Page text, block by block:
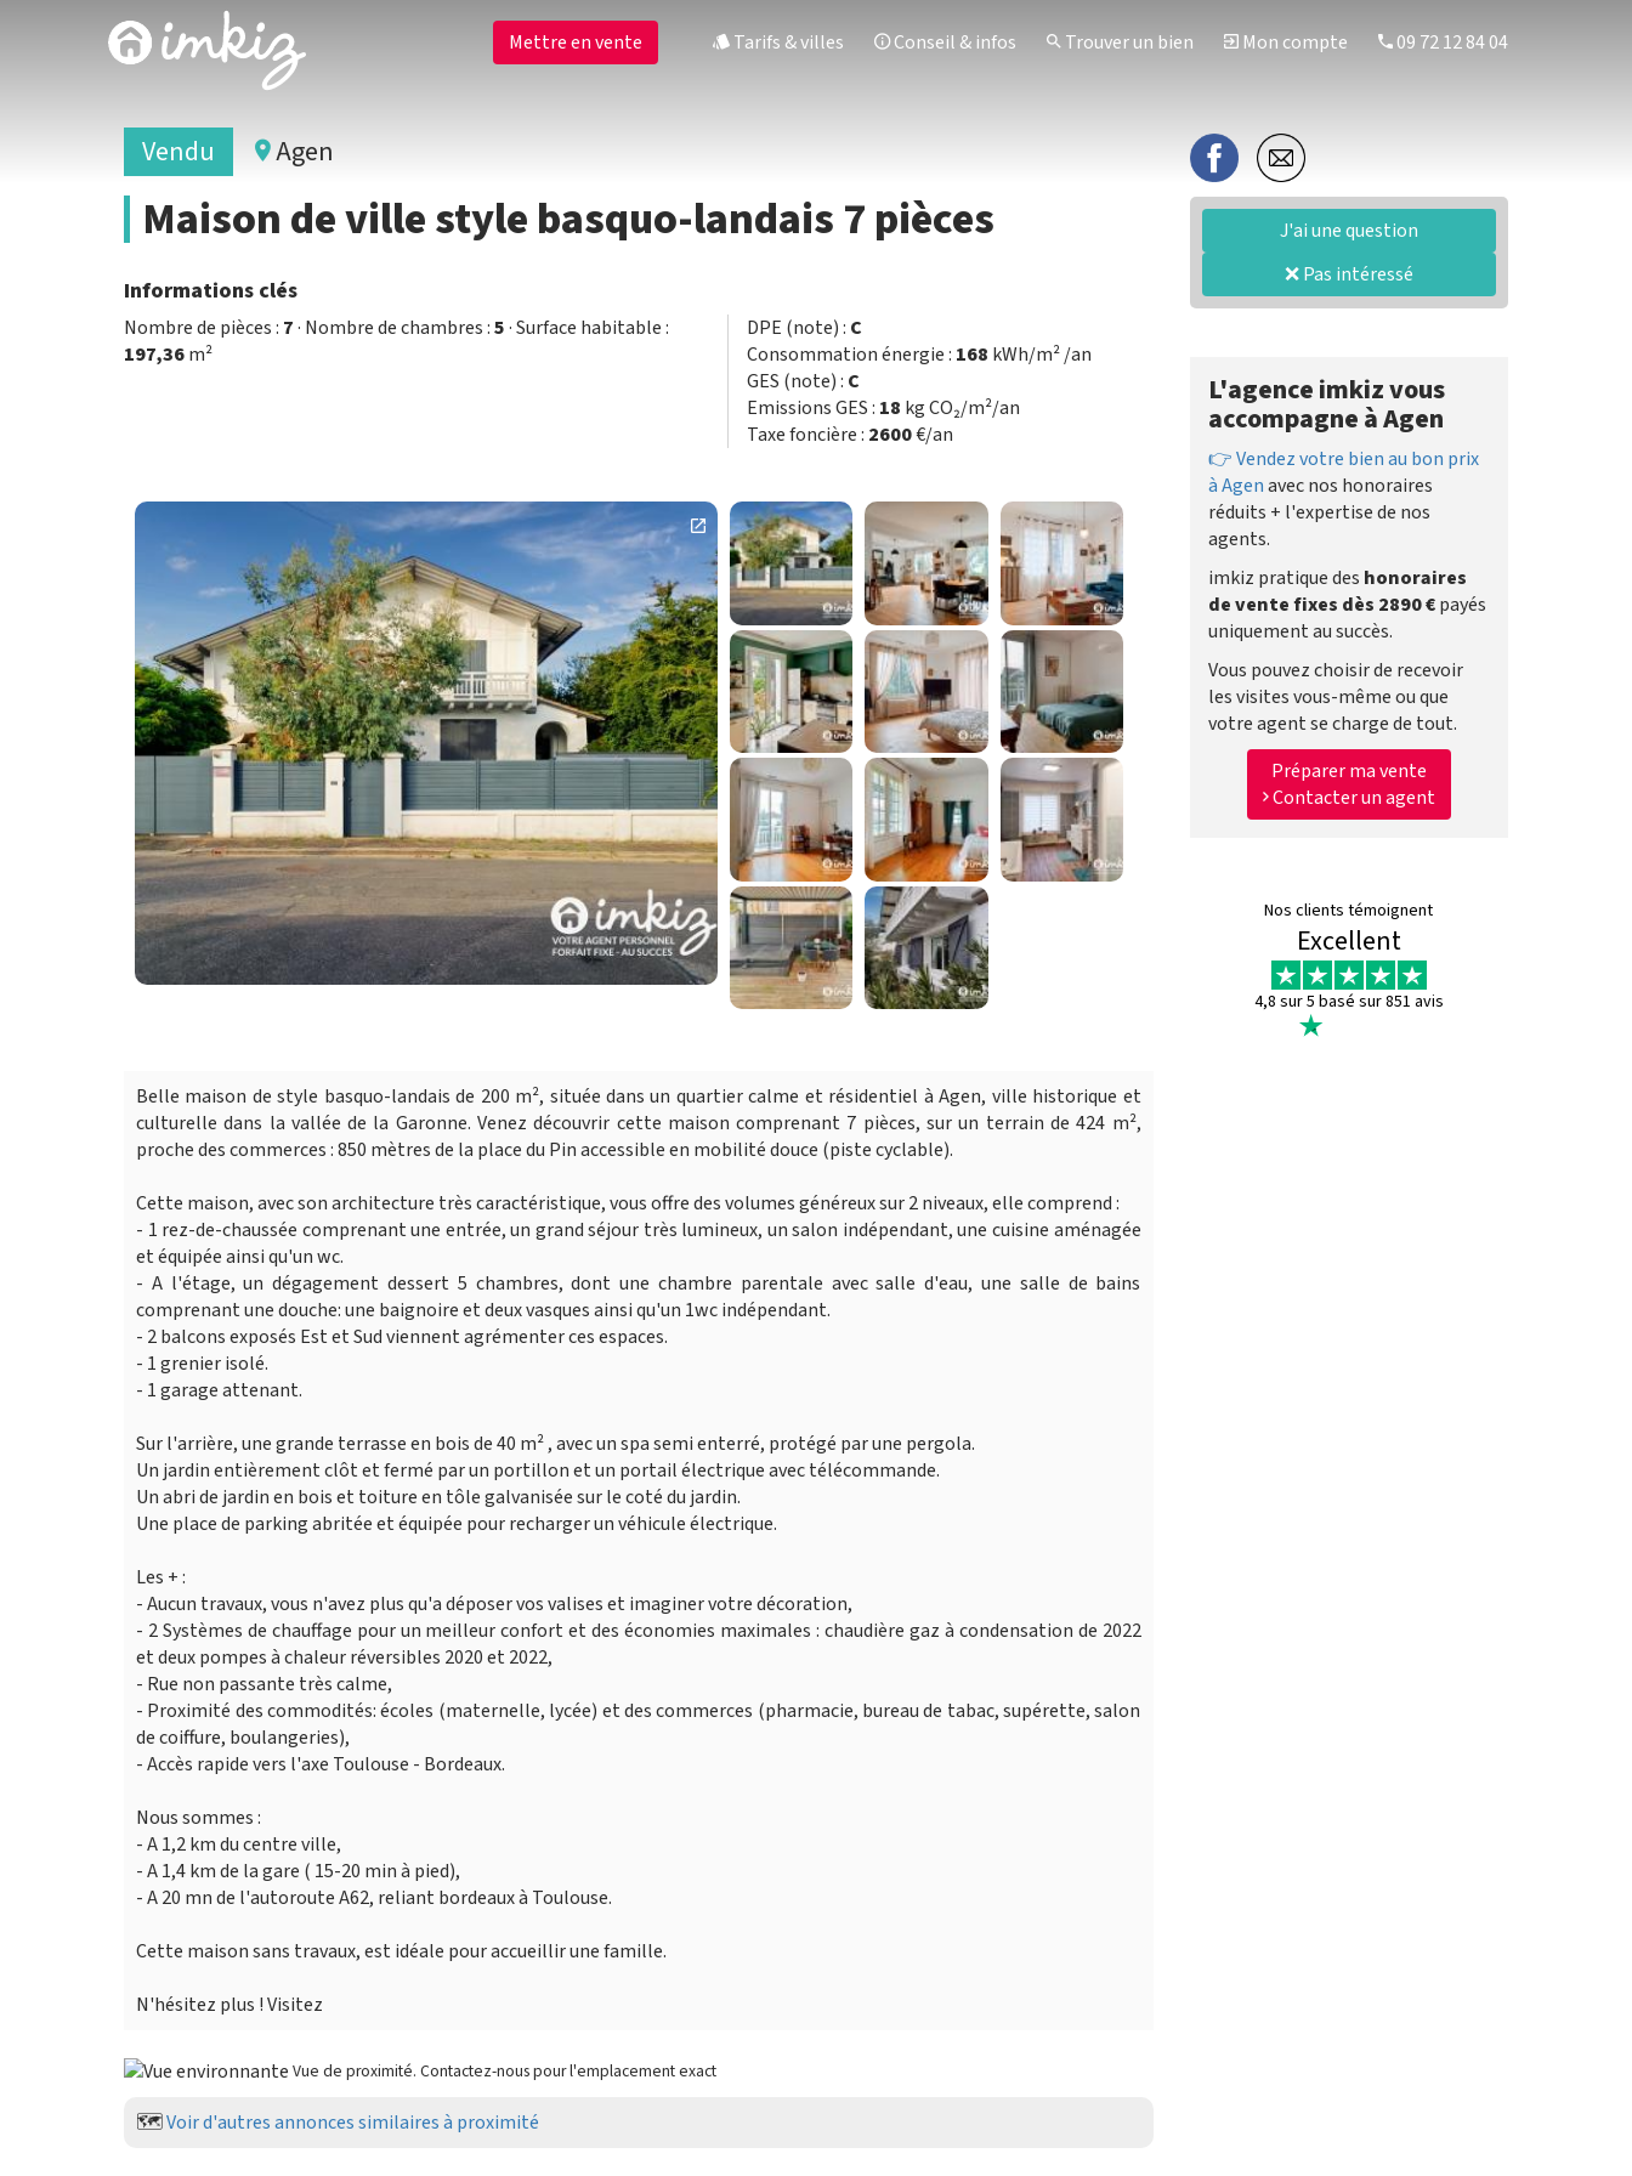
Mettre en vente Tarifs & villes Conseil & infos Trouver un bien Mon compte 09 72 12 84 04
Vendu Agen
Maison de ville style basquo-landais 7 pièces
Informations clés
Nombre de pièces : 7· Nombre de chambres :5· Surface habitable :
197,36m²
DPE (note) : C
Consommation énergie : 168 kWh/m² /an
GES (note) : C
Emissions GES : 18 kg CO₂/m²/an
Taxe foncière : 2600€/an
Belle maison de style basquo-landais de 200 m², située dans un quartier calme et résidentiel à Agen, ville historique et
culturelle dans la vallée de la Garonne. Venez découvrir cette maison comprenant 7 pièces, sur un terrain de 424 m²,
proche des commerces : 850 mètres de la place du Pin accessible en mobilité douce (piste cyclable).
Cette maison, avec son architecture très caractéristique, vous offre des volumes généreux sur 2 niveaux, elle comprend :
- 1 rez-de-chaussée comprenant une entrée, un grand séjour très lumineux, un salon indépendant, une cuisine aménagée
et équipée ainsi qu'un wc.
- A l'étage, un dégagement dessert 5 chambres, dont une chambre parentale avec salle d'eau, une salle de bains
comprenant une douche: une baignoire et deux vasques ainsi qu'un 1wc indépendant.
- 2 balcons exposés Est et Sud viennent agrémenter ces espaces.
- 1 grenier isolé.
- 1 garage attenant.
Sur l'arrière, une grande terrasse en bois de 40 m² , avec un spa semi enterré, protégé par une pergola.
Un jardin entièrement clôt et fermé par un portillon et un portail électrique avec télécommande.
Un abri de jardin en bois et toiture en tôle galvanisée sur le coté du jardin.
Une place de parking abritée et équipée pour recharger un véhicule électrique.
Les + :
- Aucun travaux, vous n'avez plus qu'a déposer vos valises et imaginer votre décoration,
- 2 Systèmes de chauffage pour un meilleur confort et des économies maximales : chaudière gaz à condensation de 2022
et deux pompes à chaleur réversibles 2020 et 2022,
- Rue non passante très calme,
- Proximité des commodités: écoles (maternelle, lycée) et des commerces (pharmacie, bureau de tabac, supérette, salon
de coiffure, boulangeries),
- Accès rapide vers l'axe Toulouse - Bordeaux.
Nous sommes :
- A 1,2 km du centre ville,
- A 1,4 km de la gare ( 15-20 min à pied),
- A 20 mn de l'autoroute A62, reliant bordeaux à Toulouse.
Cette maison sans travaux, est idéale pour accueillir une famille.
N'hésitez plus ! Visitez
Vue de proximité. Contactez-nous pour l'emplacement exact
🗺️Voir d'autres annonces similaires à proximité
J'ai une question
❌ Pas intéressé
L'agence imkiz vous
accompagne à Agen
👉 Vendez votre bien au bon prix
à Agenavec nos honoraires
réduits + l'expertise de nos
agents.
imkiz pratique des honoraires
de vente fixes dès 2890 €payés
uniquement au succès.
Vous pouvez choisir de recevoir
les visites vous-même ou que
votre agent se charge de tout.
Préparer ma vente
Contacter un agent
Nos clients témoignent
Excellent
4,8 sur 5 basé sur 851 avis